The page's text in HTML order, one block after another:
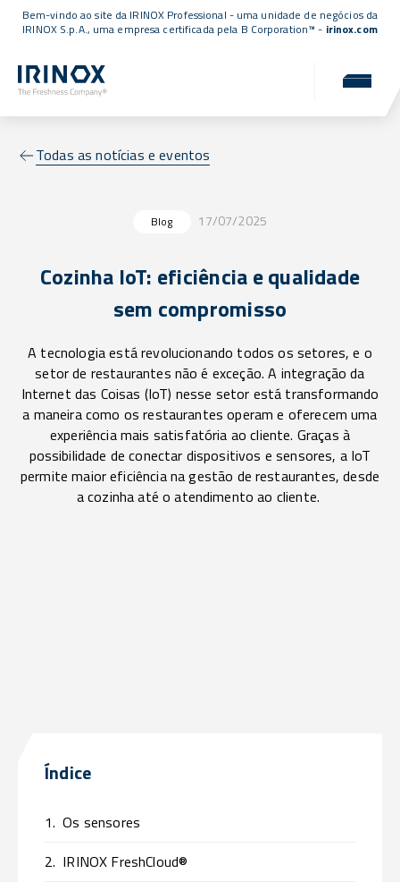
Bem-vindo ao site da IRINOX Professional - uma unidade de negócios da
IRINOX S.p.A., uma empresa certificada pela B Corporation™ - irinox.com
Todas as notícias e eventos
Blog 17/07/2025
Cozinha IoT: eficiência e qualidade
sem compromisso
A tecnologia está revolucionando todos os setores, e o
setor de restaurantes não é exceção. A integração da
Internet das Coisas (IoT) nesse setor está transformando
a maneira como os restaurantes operam e oferecem uma
experiência mais satisfatória ao cliente. Graças à
possibilidade de conectar dispositivos e sensores, a IoT
permite maior eficiência na gestão de restaurantes, desde
a cozinha até o atendimento ao cliente.
Índice
1. Os sensores
2. IRINOX FreshCloud®